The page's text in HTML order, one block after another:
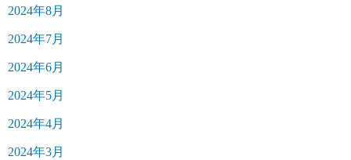
2024年8月
2024年7月
2024年6月
2024年5月
2024年4月
2024年3月